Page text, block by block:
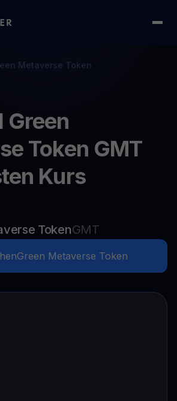
Metaverse Token
Green
Token GMT
Kurs
TokenGMT
Green Metaverse Token